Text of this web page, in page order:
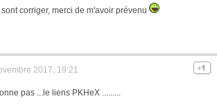
corriger, merci de m'avoir prévenu
2017, 19:21
pas ...le liens PKHeX .........